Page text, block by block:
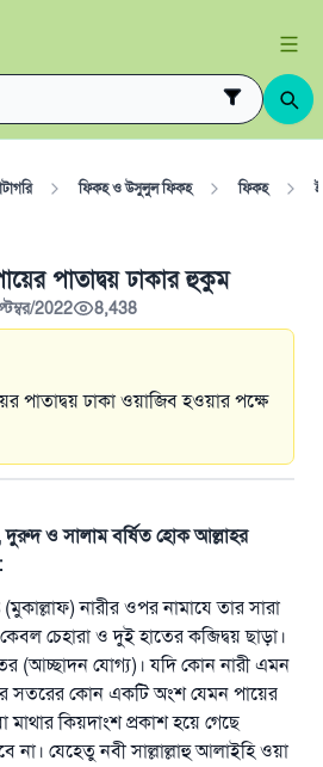
ফিকহ ও উসুলুল ফিকহ ফিকহ
পাতাদ্বয় ঢাকার হুকুম
2022 8,438
পাতাদ্বয় ঢাকা ওয়াজিব হওয়ার পক্ষে
দুরুদ ও সালাম বর্ষিত হোক আল্লাহর
(মুকাল্লাফ) নারীর ওপর নামাযে তার সারা
চেহারা ও দুই হাতের কব্জিদ্বয় ছাড়া।
(আচ্ছাদন যোগ্য)। যদি কোন নারী এমন
সতরের কোন একটি অংশ যেমন পায়ের
মাথার কিয়দাংশ প্রকাশ হয়ে গেছে
না। যেহেতু নবী সাল্লাল্লাহু আলাইহি ওয়া